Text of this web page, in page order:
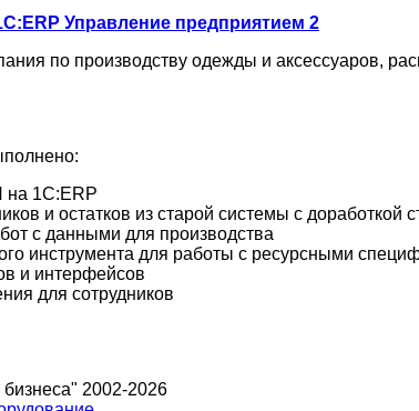
Управление предприятием 2
по производству одежды и аксессуаров,
на 1С:ERP
и остатков из старой системы с доработкой
с данными для производства
инструмента для работы с ресурсными
и интерфейсов
для сотрудников
2002-2026